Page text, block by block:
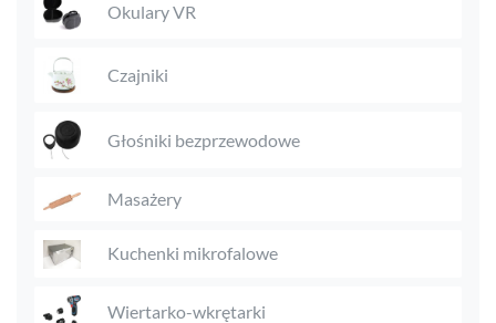
Okulary VR
Czajniki
Głośniki bezprzewodowe
Masażery
Kuchenki mikrofalowe
Wiertarko-wkrętarki